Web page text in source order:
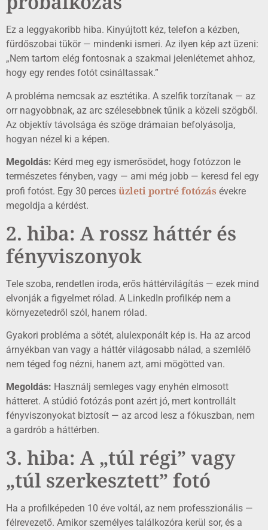
Ez a leggyakoribb hiba. Kinyújtott kéz, telefon a kézben,
fürdőszobai tükör — mindenki ismeri. Az ilyen kép azt üzeni:
„Nem tartom elég fontosnak a szakmai jelenlétemet ahhoz,
hogy egy rendes fotót csináltassak.”
A probléma nemcsak az esztétika. A szelfik torzítanak — az
orr nagyobbnak, az arc szélesebbnek tűnik a közeli szögből.
Az objektív távolsága és szöge drámaian befolyásolja,
hogyan nézel ki a képen.
Megoldás: Kérd meg egy ismerősödet, hogy fotózzon le
természetes fényben, vagy — ami még jobb — keresd fel egy
profi fotóst. Egy 30 perces üzleti portré fotózás évekre
megoldja a kérdést.
2. hiba: A rossz háttér és
fényviszonyok
Tele szoba, rendetlen iroda, erős háttérvilágítás — ezek mind
elvonják a figyelmet rólad. A LinkedIn profilkép nem a
környezetedről szól, hanem rólad.
Gyakori probléma a sötét, alulexponált kép is. Ha az arcod
árnyékban van vagy a háttér világosabb nálad, a szemlélő
nem téged fog nézni, hanem azt, ami mögötted van.
Megoldás: Használj semleges vagy enyhén elmosott
hátteret. A stúdió fotózás pont azért jó, mert kontrollált
fényviszonyokat biztosít — az arcod lesz a fókuszban, nem
a gardrób a háttérben.
3. hiba: A „túl régi” vagy
„túl szerkesztett” fotó
Ha a profilképeden 10 éve voltál, az nem professzionális —
félrevezető. Amikor személyes találkozóra kerül sor, és a